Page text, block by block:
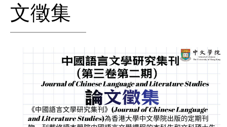
文徵集